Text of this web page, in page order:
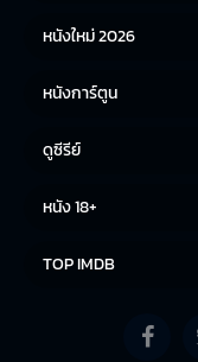
หนังใหม่ 2026
หนังการ์ตูน
ดูซีรีย์
หนัง 18+
TOP IMDB